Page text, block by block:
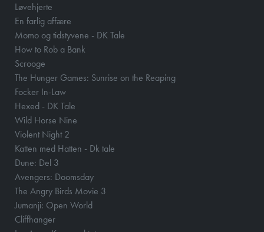
Løvehjerte
En farlig affære
Momo og tidstyvene - DK Tale
How to Rob a Bank
Scrooge
The Hunger Games: Sunrise on the Reaping
Focker In-Law
Hexed - DK Tale
Wild Horse Nine
Violent Night 2
Katten med Hatten - Dk tale
Dune: Del 3
Avengers: Doomsday
The Angry Birds Movie 3
Jumanji: Open World
Cliffhanger